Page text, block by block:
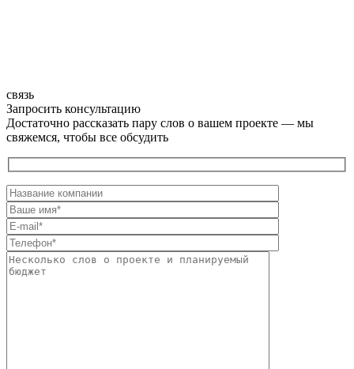
связь
Запросить консультацию
Достаточно рассказать пару слов о вашем проекте — мы
свяжемся, чтобы все обсудить